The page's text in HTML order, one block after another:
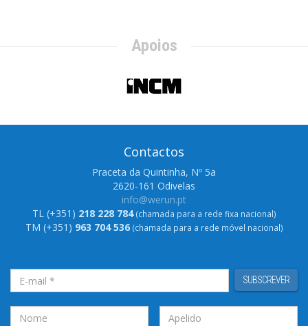
Apoios
Contactos
Praceta da Quintinha, Nº 5a
2620-161 Odivelas
info@werun.pt
TL (+351) 218 228 784(chamada para a rede fixa nacional)
TM (+351) 963 704 536(chamada para a rede móvel nacional)
SUBSCREVER